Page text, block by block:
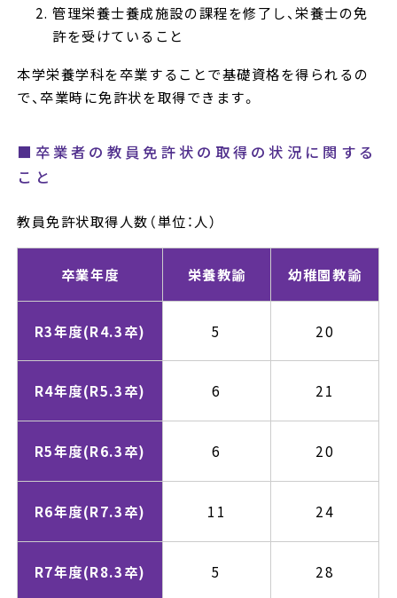
管理栄養士養成施設の課程を修了し、栄養士の免
許を受けていること
本学栄養学科を卒業することで基礎資格を得られるの
で、卒業時に免許状を取得できます。
■卒業者の教員免許状の取得の状況に関する
こと
教員免許状取得人数（単位：人）
卒業年度 栄養教諭 幼稚園教諭
R3年度(R4.3卒) 5 20
R4年度(R5.3卒) 6 21
R5年度(R6.3卒) 6 20
R6年度(R7.3卒) 11 24
R7年度(R8.3卒) 5 28